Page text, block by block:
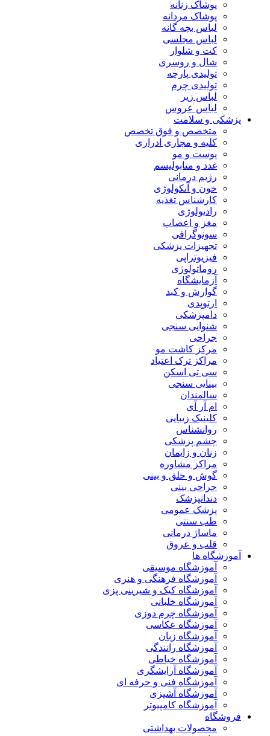
پوشاک زنانه
پوشاک مردانه
لباس بچه گانه
لباس مجلسی
کت و شلوار
شال و روسری
تولیدی پارچه
تولیدی چرم
لباس زیر
لباس عروس
پزشکی و سلامت
متخصص و فوق تخصص
کلیه و مجاری ادراری
پوست و مو
غدد و متابولیسم
رژیم درمانی
خون و آنکولوژی
کارشناس تغذیه
رادیولوژی
مغز و اعصاب
سونوگرافی
تجهیزات پزشکی
فیزیوتراپی
روماتولوژی
آزمایشگاه
گوارش و کبد
ارتوپدی
دامپزشکی
شنوایی سنجی
جراحی
مرکز کاشت مو
مراکز ترک اعتیاد
سی تی اسکن
بینایی سنجی
سالمندان
ام آر آی
کلینیک زیبایی
روانشناس
چشم پزشکی
زنان و زایمان
مراکز مشاوره
گوش و حلق و بینی
جراحی بینی
دندانپزشک
پزشک عمومی
طب سنتی
ماساژ درمانی
قلب و عروق
آموزشگاه ها
آموزشگاه موسیقی
آموزشگاه فرهنگی و هنری
آموزشگاه کیک و شیرینی پزی
آموزشگاه خلبانی
آموزشگاه چرم دوزی
آموزشگاه عکاسی
آموزشگاه زبان
آموزشگاه رانندگی
آموزشگاه خیاطی
آموزشگاه آرایشگری
آموزشگاه فنی و حرفه ای
آموزشگاه آشپزی
آموزشگاه کامپیوتر
فروشگاه
محصولات بهداشتی